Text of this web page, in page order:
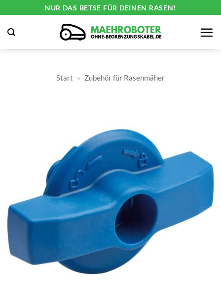
springen
NUR DAS BETSE FÜR DEINEN RASEN!
Start » Zubehör für Rasenmäher